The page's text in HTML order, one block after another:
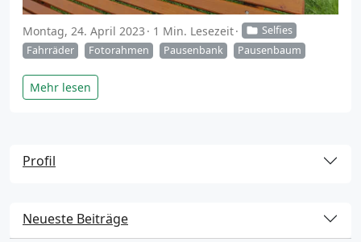
Montag, 24. April 2023 1 Min. Lesezeit
Selfies
Fahrräder
Fotorahmen Pausenbank Pausenbaum
Mehr lesen
Profil
Neueste Beiträge